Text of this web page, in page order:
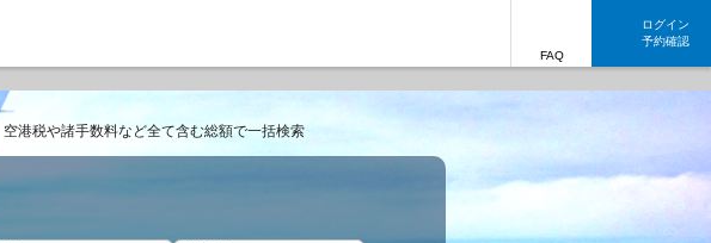
FAQ
ログイン
予約確認
港税や諸手数料など全て含む総額で一括検索